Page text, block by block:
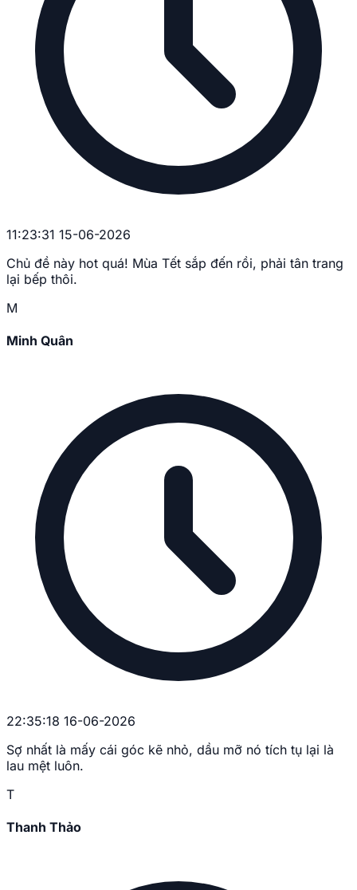
11:23:31 15-06-2026
Chủ đề này hot quá! Mùa Tết sắp đến rồi, phải tân trang
lại bếp thôi.
M
Minh Quân
22:35:18 16-06-2026
Sợ nhất là mấy cái góc kẽ nhỏ, dầu mỡ nó tích tụ lại là
lau mệt luôn.
T
Thanh Thảo